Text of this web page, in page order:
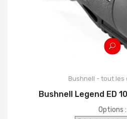
Bushnell - tout les
Bushnell Legend ED
Options :